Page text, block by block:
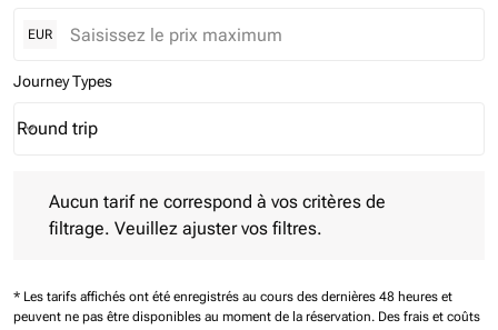
EUR
Journey Types
Journey Types option Round trip Selected
Round trip
keyboard_arrow_down
Aucun tarif ne correspond à vos critères de
filtrage. Veuillez ajuster vos filtres.
* Les tarifs affichés ont été enregistrés au cours des dernières 48 heures et
peuvent ne pas être disponibles au moment de la réservation. Des frais et coûts